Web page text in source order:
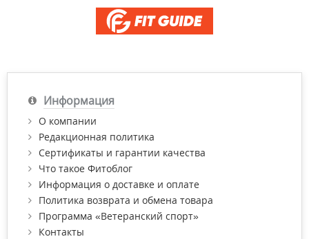
Информация
О компании
Редакционная политика
Сертификаты и гарантии качества
Что такое Фитоблог
Информация о доставке и оплате
Политика возврата и обмена товара
Программа «Ветеранский спорт»
Контакты